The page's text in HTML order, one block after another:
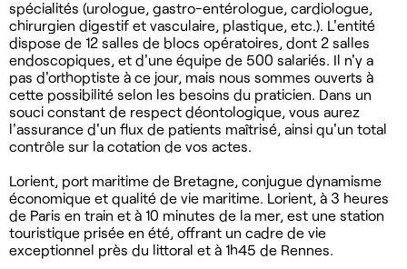
spécialités (urologue, gastro-entérologue, cardiologue,
chirurgien digestif et vasculaire, plastique, etc.). L'entité
dispose de 12 salles de blocs opératoires, dont 2 salles
endoscopiques, et d'une équipe de 500 salariés. Il n'y a
pas d'orthoptiste à ce jour, mais nous sommes ouverts à
cette possibilité selon les besoins du praticien. Dans un
souci constant de respect déontologique, vous aurez
l'assurance d'un flux de patients maîtrisé, ainsi qu'un total
contrôle sur la cotation de vos actes.
Lorient, port maritime de Bretagne, conjugue dynamisme
économique et qualité de vie maritime. Lorient, à 3 heures
de Paris en train et à 10 minutes de la mer, est une station
touristique prisée en été, offrant un cadre de vie
exceptionnel près du littoral et à 1h45 de Rennes.